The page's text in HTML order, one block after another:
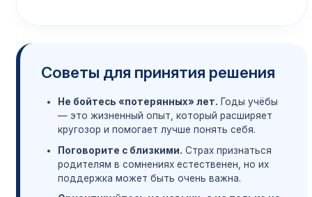
Советы для принятия решения
Не бойтесь «потерянных» лет. Годы учёбы
— это жизненный опыт, который расширяет
кругозор и помогает лучше понять себя.
Поговорите с близкими. Страх признаться
родителям в сомнениях естественен, но их
поддержка может быть очень важна.